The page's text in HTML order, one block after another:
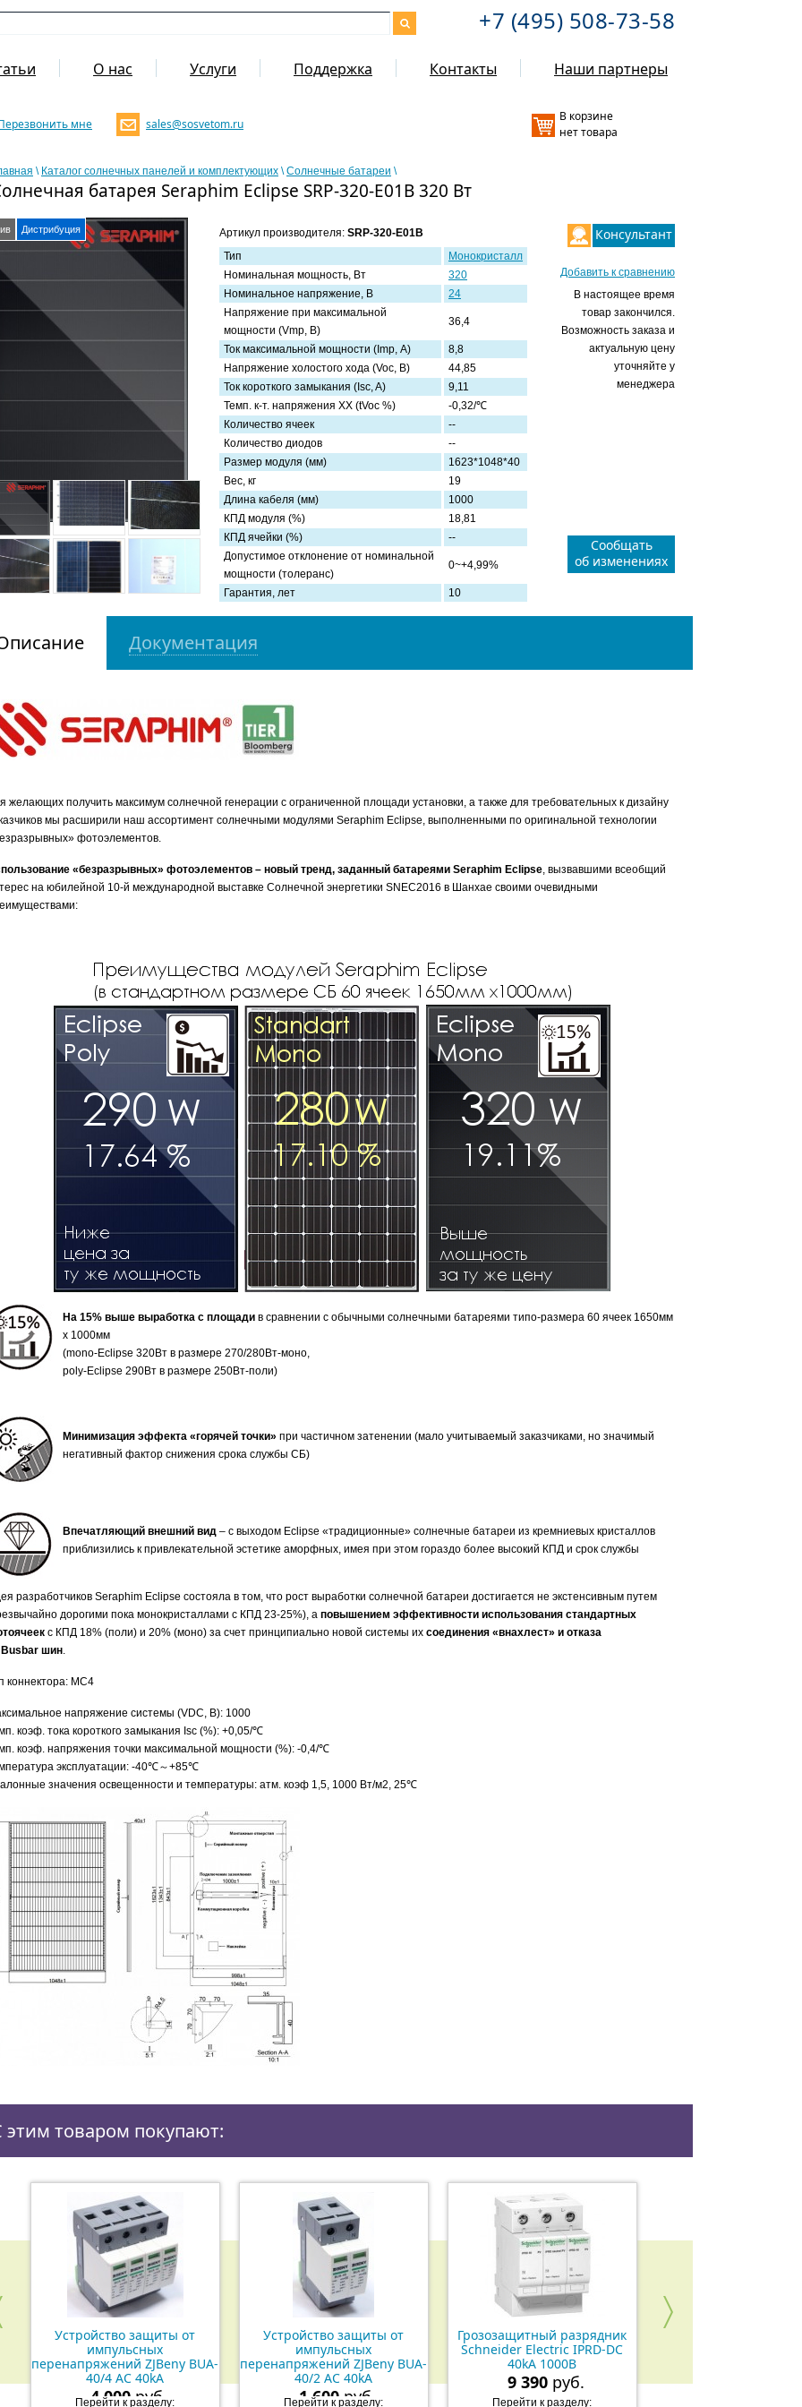
+7 (495) 508-73-58
О нас Услуги Поддержка Контакты Наши партнеры
В корзине
нет товара
мне sales@sosvetom.ru
\ Каталог солнечных панелей и комплектующих \ Солнечные батареи \
батарея Seraphim Eclipse SRP-320-E01B 320 Вт
Дистрибуция Консультант
Добавить к сравнению
В настоящее время
товар закончился.
Возможность заказа и
актуальную цену
уточняйте у
менеджера
Артикул производителя: SRP-320-E01B
Тип
Монокристалл
Номинальная мощность, Вт
320
Номинальное напряжение, В
24
Напряжение при максимальной
мощности (Vmp, В)
36,4
Ток максимальной мощности (Imp, А)
8,8
Напряжение холостого хода (Voc, В)
44,85
Ток короткого замыкания (Isc, A)
9,11
Темп. к-т. напряжения ХХ (tVoc %)
-0,32/℃
Количество ячеек
--
Количество диодов
--
Размер модуля (мм)
1623*1048*40
Вес, кг
19
Длина кабеля (мм)
1000
КПД модуля (%)
18,81
КПД ячейки (%)
--
Допустимое отклонение от номинальной
мощности (толеранс)
0~+4,99%
Гарантия, лет 10
Сообщать
об изменениях
Документация
желающих получить максимум солнечной генерации с ограниченной площади установки, а также для требовательных к дизайну
мы расширили наш ассортимент солнечными модулями Seraphim Eclipse, выполненными по оригинальной технологии
фотоэлементов.
«безразрывных» фотоэлементов – новый тренд, заданный батареями Seraphim Eclipse, вызвавшими всеобщий
на юбилейной 10-й международной выставке Солнечной энергетики SNEC2016 в Шанхае своими очевидными
На 15% выше выработка с площади в сравнении с обычными солнечными батареями типо-размера 60 ячеек 1650мм
х 1000мм
(mono-Eclipse 320Вт в размере 270/280Вт-моно,
poly-Eclipse 290Вт в размере 250Вт-поли)
Минимизация эффекта «горячей точки» при частичном затенении (мало учитываемый заказчиками, но значимый
негативный фактор снижения срока службы СБ)
Впечатляющий внешний вид – с выходом Eclipse «традиционные» солнечные батареи из кремниевых кристаллов
приблизились к привлекательной эстетике аморфных, имея при этом гораздо более высокий КПД и срок службы
разработчиков Seraphim Eclipse состояла в том, что рост выработки солнечной батареи достигается не экстенсивным путем
дорогими пока монокристаллами с КПД 23-25%), а повышением эффективности использования стандартных
с КПД 18% (поли) и 20% (моно) за счет принципиально новой системы их соединения «внахлест» и отказа
Busbar шин.
коннектора: МС4
напряжение системы (VDC, В): 1000
коэф. тока короткого замыкания Isc (%): +0,05/℃
коэф. напряжения точки максимальной мощности (%): -0,4/℃
эксплуатации: -40℃～+85℃
значения освещенности и температуры: атм. коэф 1,5, 1000 Вт/м2, 25℃
этим товаром покупают:
Устройство защиты от
импульсных
перенапряжений ZJBeny BUA-
40/4 AC 40kA
4 000руб.
Перейти к разделу:
Устройство защиты от
импульсных
перенапряжений ZJBeny BUA-
40/2 AC 40kA
1 600руб.
Перейти к разделу:
Грозозащитный разрядник
Schneider Electric IPRD-DC
40kA 1000В
9 390 руб.
Перейти к разделу: